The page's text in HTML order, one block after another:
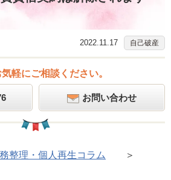
2022.11.17 自己破産
軽にご相談ください。
お問い合わせ
整理・個人再生コラム ＞